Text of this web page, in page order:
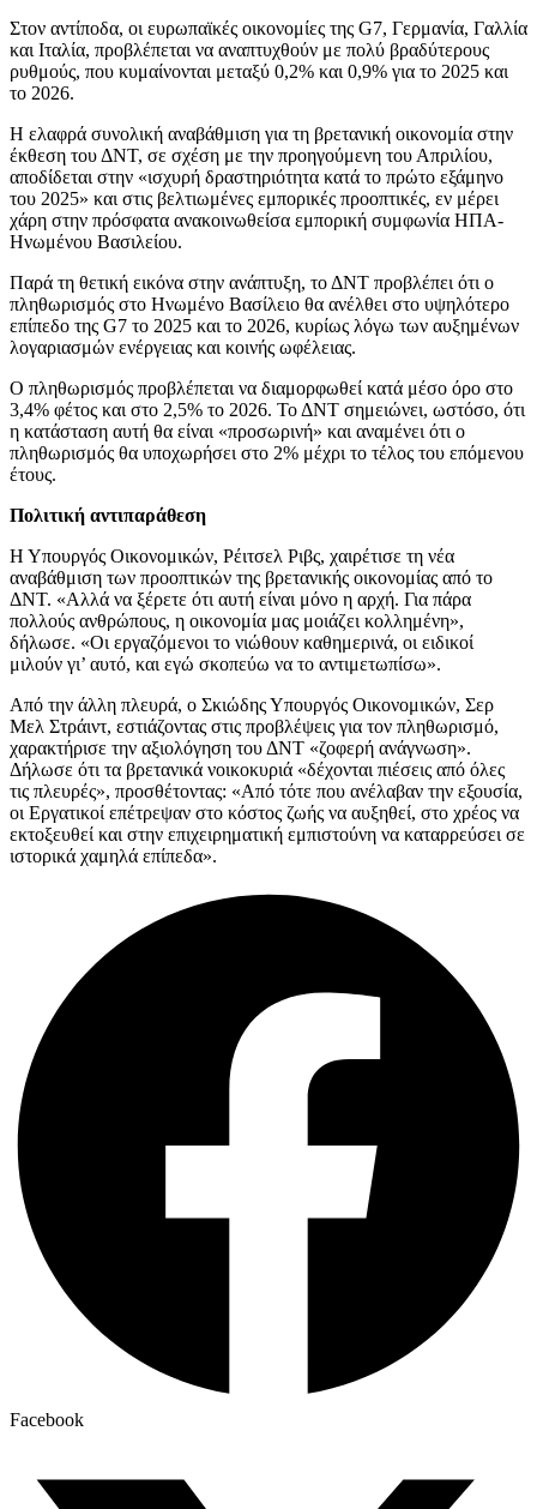
Στον αντίποδα, οι ευρωπαϊκές οικονομίες της G7, Γερμανία, Γαλλία
και Ιταλία, προβλέπεται να αναπτυχθούν με πολύ βραδύτερους
ρυθμούς, που κυμαίνονται μεταξύ 0,2% και 0,9% για το 2025 και
το 2026.
Η ελαφρά συνολική αναβάθμιση για τη βρετανική οικονομία στην
έκθεση του ΔΝΤ, σε σχέση με την προηγούμενη του Απριλίου,
αποδίδεται στην «ισχυρή δραστηριότητα κατά το πρώτο εξάμηνο
του 2025» και στις βελτιωμένες εμπορικές προοπτικές, εν μέρει
χάρη στην πρόσφατα ανακοινωθείσα εμπορική συμφωνία ΗΠΑ-
Ηνωμένου Βασιλείου.
Παρά τη θετική εικόνα στην ανάπτυξη, το ΔΝΤ προβλέπει ότι ο
πληθωρισμός στο Ηνωμένο Βασίλειο θα ανέλθει στο υψηλότερο
επίπεδο της G7 το 2025 και το 2026, κυρίως λόγω των αυξημένων
λογαριασμών ενέργειας και κοινής ωφέλειας.
Ο πληθωρισμός προβλέπεται να διαμορφωθεί κατά μέσο όρο στο
3,4% φέτος και στο 2,5% το 2026. Το ΔΝΤ σημειώνει, ωστόσο, ότι
η κατάσταση αυτή θα είναι «προσωρινή» και αναμένει ότι ο
πληθωρισμός θα υποχωρήσει στο 2% μέχρι το τέλος του επόμενου
έτους.
Πολιτική αντιπαράθεση
Η Υπουργός Οικονομικών, Ρέιτσελ Ριβς, χαιρέτισε τη νέα
αναβάθμιση των προοπτικών της βρετανικής οικονομίας από το
ΔΝΤ. «Αλλά να ξέρετε ότι αυτή είναι μόνο η αρχή. Για πάρα
πολλούς ανθρώπους, η οικονομία μας μοιάζει κολλημένη»,
δήλωσε. «Οι εργαζόμενοι το νιώθουν καθημερινά, οι ειδικοί
μιλούν γι’ αυτό, και εγώ σκοπεύω να το αντιμετωπίσω».
Από την άλλη πλευρά, ο Σκιώδης Υπουργός Οικονομικών, Σερ
Μελ Στράιντ, εστιάζοντας στις προβλέψεις για τον πληθωρισμό,
χαρακτήρισε την αξιολόγηση του ΔΝΤ «ζοφερή ανάγνωση».
Δήλωσε ότι τα βρετανικά νοικοκυριά «δέχονται πιέσεις από όλες
τις πλευρές», προσθέτοντας: «Από τότε που ανέλαβαν την εξουσία,
οι Εργατικοί επέτρεψαν στο κόστος ζωής να αυξηθεί, στο χρέος να
εκτοξευθεί και στην επιχειρηματική εμπιστούνη να καταρρεύσει σε
ιστορικά χαμηλά επίπεδα».
Facebook